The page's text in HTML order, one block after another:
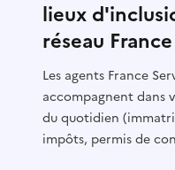
lieux
réseau
Les agents France
accompagnent dans
du quotidien
impôts, permis de